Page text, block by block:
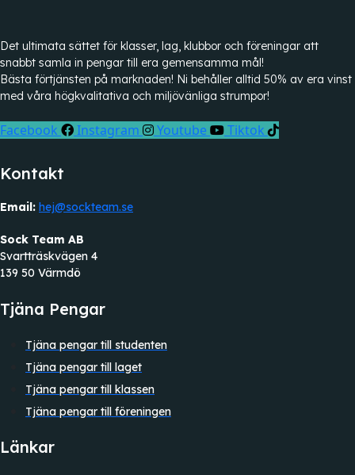
Det ultimata sättet för klasser, lag, klubbor och föreningar att
snabbt samla in pengar till era gemensamma mål!
Bästa förtjänsten på marknaden! Ni behåller alltid 50% av era vinst
med våra högkvalitativa och miljövänliga strumpor!
Facebook Instagram Youtube Tiktok
Kontakt
Email: hej@sockteam.se
Sock Team AB
Svartträskvägen 4
139 50 Värmdö
Tjäna Pengar
Tjäna pengar till studenten
Tjäna pengar till laget
Tjäna pengar till klassen
Tjäna pengar till föreningen
Länkar